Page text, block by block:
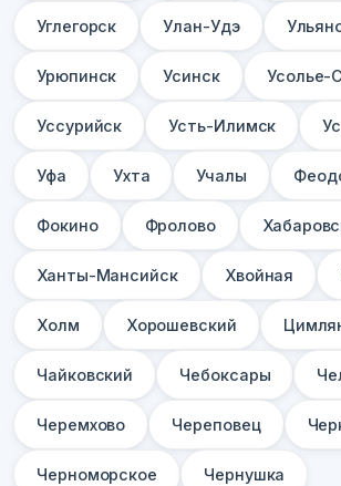
Углегорск Улан-Удэ
Урюпинск Усинск Усолье-
Уссурийск Усть-Илимск
Уфа Ухта Учалы
Фокино Фролово
Ханты-Мансийск Хвойная
Холм Хорошевский
Чайковский Чебоксары
Черемхово Череповец
Черноморское Чернушка